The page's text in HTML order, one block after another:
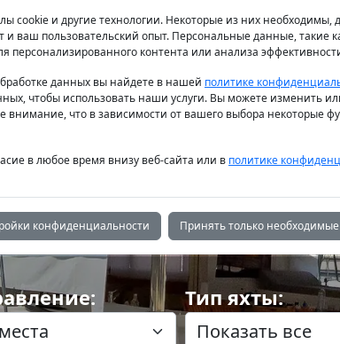
–
Тип яхты:
cookie и другие технологии. Некоторые из них необходимы,
ваш пользовательский опыт. Персональные данные, такие
персонализированного контента или анализа
данных вы найдете в нашей политике
чтобы использовать наши услуги. Вы можете изменить
внимание, что в зависимости от вашего выбора некоторые
в любое время внизу веб-сайта или в политике
конфиденциальности Принять только